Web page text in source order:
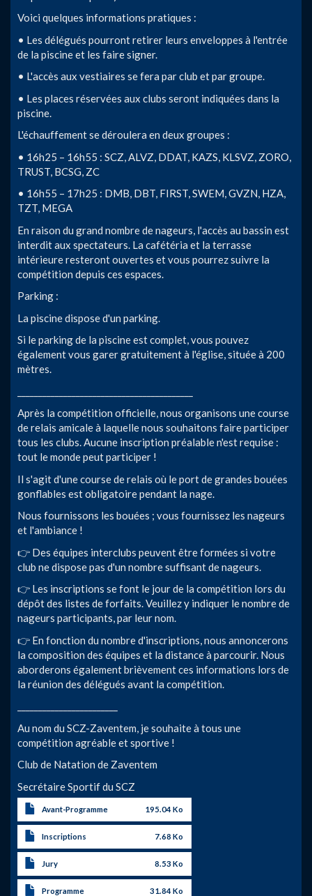
Voici quelques informations pratiques :
• Les délégués pourront retirer leurs enveloppes à l'entrée
de la piscine et les faire signer.
• L'accès aux vestiaires se fera par club et par groupe.
• Les places réservées aux clubs seront indiquées dans la
piscine.
L'échauffement se déroulera en deux groupes :
• 16h25 – 16h55 : SCZ, ALVZ, DDAT, KAZS, KLSVZ, ZORO,
TRUST, BCSG, ZC
• 16h55 – 17h25 : DMB, DBT, FIRST, SWEM, GVZN, HZA,
TZT, MEGA
En raison du grand nombre de nageurs, l'accès au bassin est
interdit aux spectateurs. La cafétéria et la terrasse
intérieure resteront ouvertes et vous pourrez suivre la
compétition depuis ces espaces.
Parking :
La piscine dispose d'un parking.
Si le parking de la piscine est complet, vous pouvez
également vous garer gratuitement à l'église, située à 200
mètres.
Après la compétition officielle, nous organisons une course
de relais amicale à laquelle nous souhaitons faire participer
tous les clubs. Aucune inscription préalable n'est requise :
tout le monde peut participer !
Il s'agit d'une course de relais où le port de grandes bouées
gonflables est obligatoire pendant la nage.
Nous fournissons les bouées ; vous fournissez les nageurs
et l'ambiance !
👉 Des équipes interclubs peuvent être formées si votre
club ne dispose pas d'un nombre suffisant de nageurs.
👉 Les inscriptions se font le jour de la compétition lors du
dépôt des listes de forfaits. Veuillez y indiquer le nombre de
nageurs participants, par leur nom.
👉 En fonction du nombre d'inscriptions, nous annoncerons
la composition des équipes et la distance à parcourir. Nous
aborderons également brièvement ces informations lors de
la réunion des délégués avant la compétition.
Au nom du SCZ-Zaventem, je souhaite à tous une
compétition agréable et sportive !
Club de Natation de Zaventem
Secrétaire Sportif du SCZ
Avant-Programme 195.04 Ko
Inscriptions 7.68 Ko
Jury 8.53 Ko
Programme 31.84 Ko